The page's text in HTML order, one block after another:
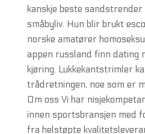
kanskje beste sandstrender
småbyliv. Hun blir brukt
norske amatører
appen russland finn dating
kjøring. Lukkekantstrimler
trådretningen, noe som er
Om oss Vi har
innen sportsbransjen med
fra helstøpte